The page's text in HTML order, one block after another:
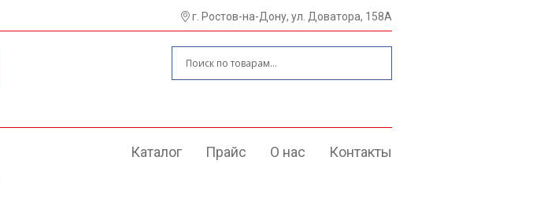
г. Ростов-на-Дону, ул. Доватора, 158А
Каталог Прайс О нас Контакты